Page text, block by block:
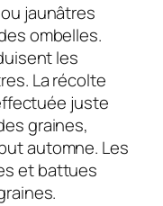
jaunâtres
ombelles.
les
La récolte
juste
graines,
automne. Les
et battues